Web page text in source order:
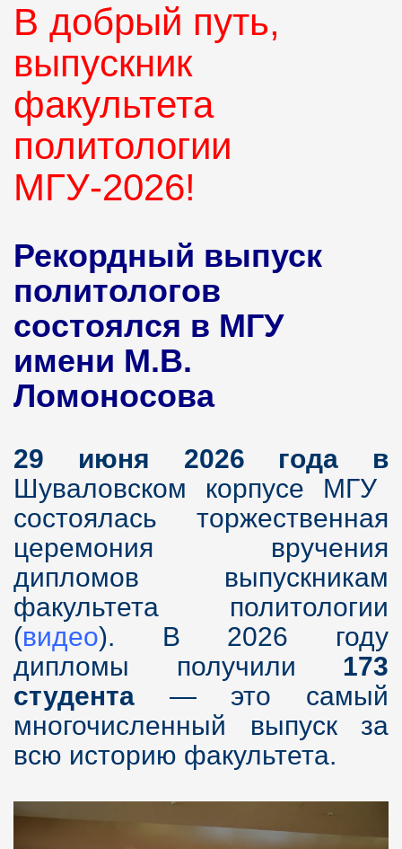
путь,
выпускник
факультета
политологии
МГУ
—
2026!
В добрый путь,
выпускник
факультета
политологии
МГУ-2026!
Рекордный выпуск
политологов
состоялся в МГУ
имени М.В.
Ломоносова
29 июня 2026 года в
Шуваловском корпусе МГУ
состоялась торжественная
церемония вручения
дипломов выпускникам
факультета политологии
(видео). В 2026 году
дипломы получили 173
студента — это самый
многочисленный выпуск за
всю историю факультета.